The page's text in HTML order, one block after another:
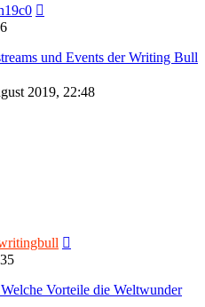
und Events der Writing Bull
2019, 22:48
Vorteile die Weltwunder